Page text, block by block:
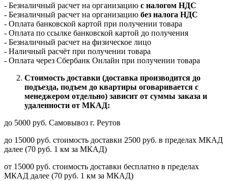
- Безналичный расчет на организацию с налогом НДС
- Безналичный расчет на организацию без налога НДС
- Оплата банковской картой при получении товара
- Оплата по ссылке банковской картой до получения
- Безналичный расчет на физическое лицо
- Наличный расчёт при получении товара
- Оплата через Сбербанк Онлайн при получении товара
Стоимость доставки (доставка производится до
подъезда, подъем до квартиры оговаривается с
менеджером отдельно) зависит от суммы заказа и
удаленности от МКАД:
до 5000 руб. Самовывоз г. Реутов
до 15000 руб. стоимость доставки 2500 руб. в пределах МКАД
далее (70 руб. 1 км за МКАД)
от 15000 руб. стоимость доставки бесплатно в пределах
МКАД далее (70 руб. 1 км за МКАД)